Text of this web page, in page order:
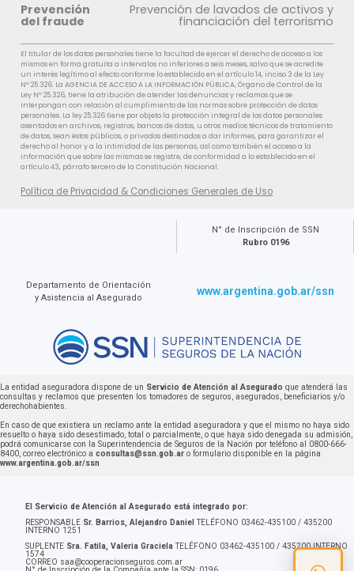
Prevención
del fraude
Prevención de lavados de activos y
financiación del terrorismo
El titular de los datos personales tiene la facultad de ejercer el derecho de acceso a los
mismos en forma gratuita a intervalos no inferiores a seis meses, salvo que se acredite
un interés legítimo al efecto conforme lo establecido en el artículo 14, inciso 3 de la Ley
Nº 25.326. La AGENCIA DE ACCESO A LA INFORMACIÓN PÚBLICA, Órgano de Control de la
Ley Nº 25.326, tiene la atribución de atender las denuncias y reclamos que se
interpongan con relación al cumplimiento de las normas sobre protección de datos
personales. La ley 25.326 tiene por objeto la protección integral de los datos personales
asentados en archivos, registros, bancos de datos, u otros medios técnicos de tratamiento
de datos, sean éstos públicos, o privados destinados a dar informes, para garantizar el
derecho al honor y a la intimidad de las personas, así como también el acceso a la
información que sobre las mismas se registre, de conformidad a lo establecido en el
artículo 43, párrafo tercero de la Constitución Nacional.
Política de Privacidad & Condiciones Generales de Uso
N° de Inscripción de SSN
Rubro 0196
Departamento de Orientación
y Asistencia al Asegurado
www.argentina.gob.ar/ssn
La entidad aseguradora dispone de un Servicio de Atención al Asegurado que atenderá las
consultas y reclamos que presenten los tomadores de seguros, asegurados, beneficiarios y/o
derechohabientes.
En caso de que existiera un reclamo ante la entidad aseguradora y que el mismo no haya sido
resuelto o haya sido desestimado, total o parcialmente, o que haya sido denegada su admisión,
podrá comunicarse con la Superintendencia de Seguros de la Nación por teléfono al 0800-666-
8400, correo electrónico a consultas@ssn.gob.ar o formulario disponible en la página
www.argentina.gob.ar/ssn
El Servicio de Atención al Asegurado está integrado por:
RESPONSABLE Sr. Barrios, Alejandro Daniel TELÉFONO 03462-435100 / 435200
INTERNO 1251
SUPLENTE Sra. Fatila, Valeria Graciela TELÉFONO 03462-435100 / 435200 INTERNO
1574
CORREO saa@cooperacionseguros.com.ar